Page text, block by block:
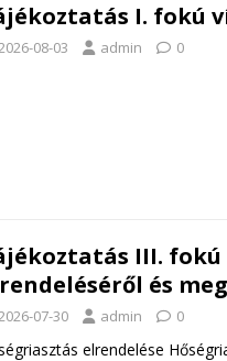
I. fokú
08-03 admin 0
III. fokú
és
07-30 admin 0
elrendelése